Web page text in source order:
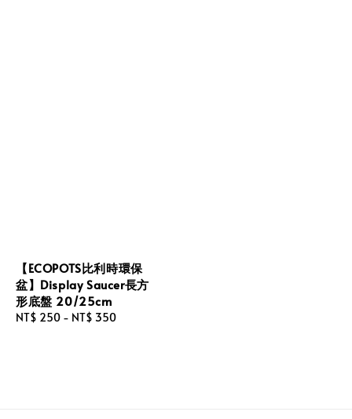
【ECOPOTS比利時環保
盆】Display Saucer長方
形底盤 20/25cm
Regular
NT$ 250 - NT$ 350